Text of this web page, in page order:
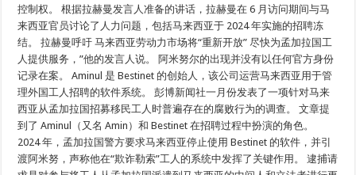
控制权。 根据拉赫曼发言人准备的讲话，拉赫曼在 6 月访问期间与马
来西亚官员讨论了人力问题，包括马来西亚于 2024 年实施的招聘冻
结。 拉赫曼呼吁 马来西亚劳动力市场将“重新开放” 尽快为孟加拉国工
人提供服务，”他的发言人说。 阿米努尔的出现并没有以任何官方身份
记录在案。 Aminul 是 Bestinet 的创始人，该公司运营马来西亚用于管
理外国工人招聘的软件系统。 彭博新闻社一月份发表了一项针对马来
西亚从孟加拉国招募移民工人时普遍存在的腐败行为的调查。 文章提
到了 Aminul（又名 Amin）和 Bestinet 在招聘过程中扮演的角色。
2024 年，孟加拉国警方要求马来西亚停止使用 Bestinet 的软件，并引
渡阿米努，声称他在“欺诈勒索”工人的系统中发挥了关键作用。 逮捕请